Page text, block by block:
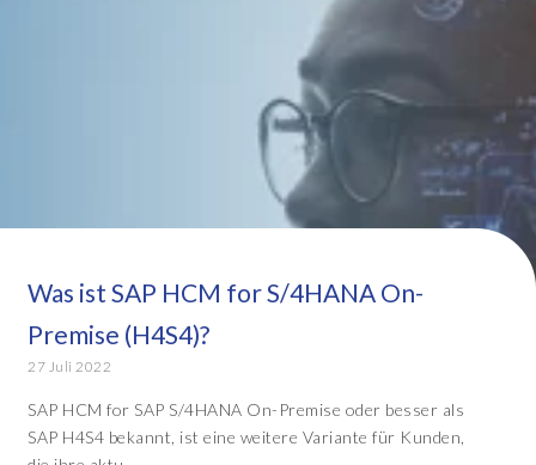
Was ist SAP HCM for S/4HANA On-
Premise (H4S4)?
27 Juli 2022
SAP HCM for SAP S/4HANA On-Premise oder besser als
SAP H4S4 bekannt, ist eine weitere Variante für Kunden,